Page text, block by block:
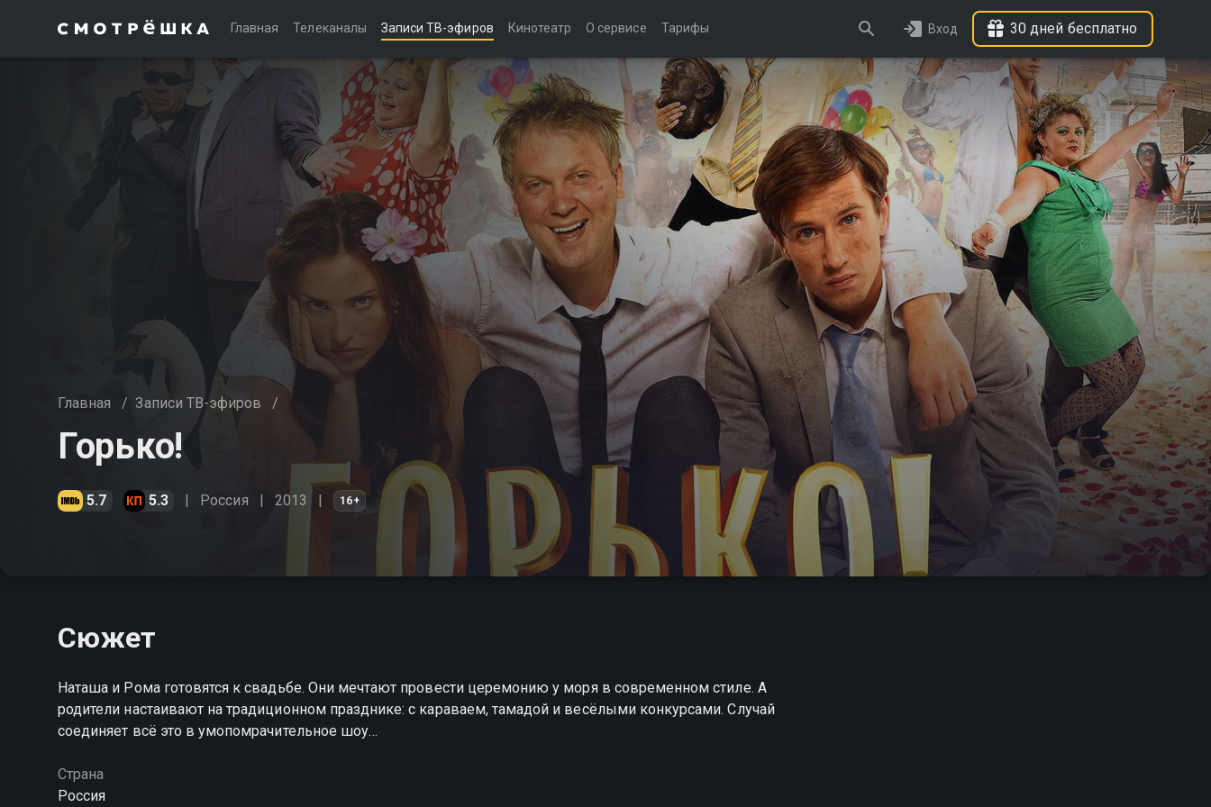
Главная Телеканалы Записи ТВ-эфиров Кинотеатр О сервисе Тарифы Вход 30 дней бесплатно
Главная / Записи ТВ-эфиров /
Горько!
5.7 5.3 Россия 2013 16+
Сюжет
Наташа и Рома готовятся к свадьбе. Они мечтают провести церемонию у моря в современном стиле. А
родители настаивают на традиционном празднике: с караваем, тамадой и весёлыми конкурсами. Случай
соединяет всё это в умопомрачительное шоу…
Страна
Россия